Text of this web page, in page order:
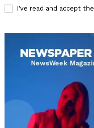
I've read and accept the